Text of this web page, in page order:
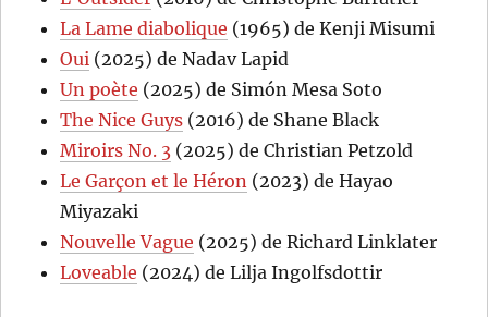
La Lame diabolique (1965) de Kenji Misumi
Oui (2025) de Nadav Lapid
Un poète (2025) de Simón Mesa Soto
The Nice Guys (2016) de Shane Black
Miroirs No. 3 (2025) de Christian Petzold
Le Garçon et le Héron (2023) de Hayao
Miyazaki
Nouvelle Vague (2025) de Richard Linklater
Loveable (2024) de Lilja Ingolfsdottir